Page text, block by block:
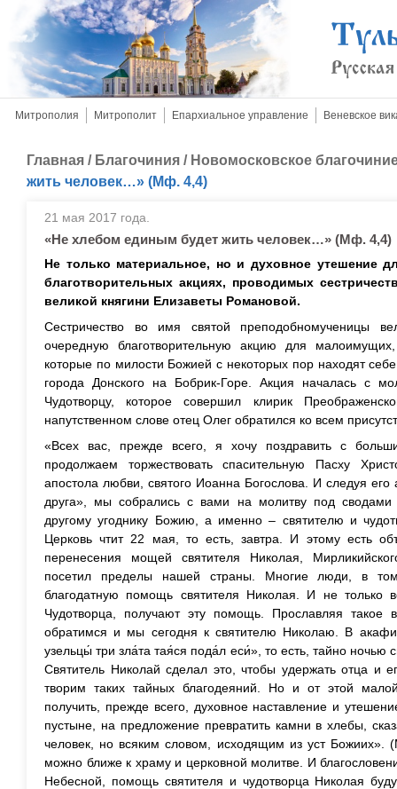
Митрополия Митрополит Епархиальное управление Веневское
Главная / Благочиния / Новомосковское
жить человек…» (Мф. 4,4)
21 мая 2017 года.
«Не хлебом единым будет жить человек…» (Мф. 4,4)
Не только материальное, но и духовное утешение
благотворительных акциях, проводимых
великой княгини Елизаветы Романовой.
Сестричество во имя святой преподобномученицы
очередную благотворительную акцию для
которые по милости Божией с некоторых пор находят
города Донского на Бобрик-Горе. Акция началась с
Чудотворцу, которое совершил клирик
напутственном слове отец Олег обратился ко всем
«Всех вас, прежде всего, я хочу поздравить с
продолжаем торжествовать спасительную Пасху
апостола любви, святого Иоанна Богослова. И следуя
друга», мы собрались с вами на молитву под
другому угоднику Божию, а именно – святителю и
Церковь чтит 22 мая, то есть, завтра. И этому есть
перенесения мощей святителя Николая,
посетил пределы нашей страны. Многие люди, в
благодатную помощь святителя Николая. И не только
Чудотворца, получают эту помощь. Прославляя такое
обратимся и мы сегодня к святителю Николаю. В
узельцы́ три зла́та тая́ся пода́л еси́», то есть, тайно ночью
Святитель Николай сделал это, чтобы удержать отца и
творим таких тайных благодеяний. Но и от этой
получить, прежде всего, духовное наставление и
пустыне, на предложение превратить камни в хлебы,
человек, но всяким словом, исходящим из уст Божиих».
можно ближе к храму и церковной молитве. И
Небесной, помощь святителя и чудотворца Николая